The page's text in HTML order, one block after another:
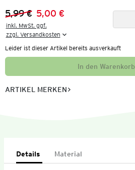
Vorheriger Preis:
5,99 €
Neuer Preis:
5,00 €
inkl. MwSt. ggf.
zzgl. Versandkosten
Leider ist dieser Artikel bereits ausverkauft
In den Warenkorb
ARTIKEL MERKEN
Details Material